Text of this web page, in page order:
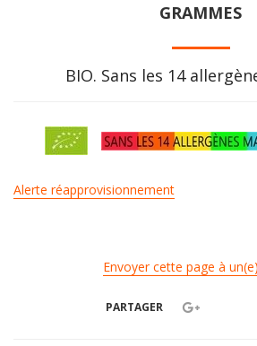
GRAMMES
BIO. Sans les 14
Alerte réapprovisionnement
Envoyer cette page à
PARTAGER